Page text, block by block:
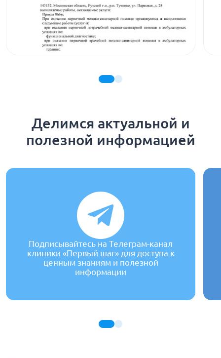
Делимся актуальной и
полезной информацией
Подписывайтесь на Телеграм-канал
клиники «Первый шаг» для доступа к
ценным знаниям и полезной
информации